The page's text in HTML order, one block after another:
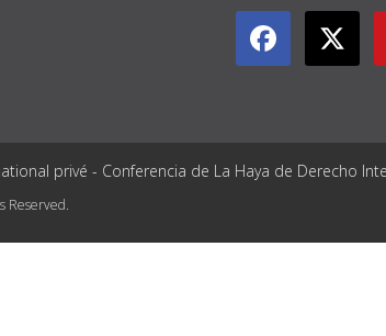
privé - Conferencia de La Haya de Derecho
Reserved.